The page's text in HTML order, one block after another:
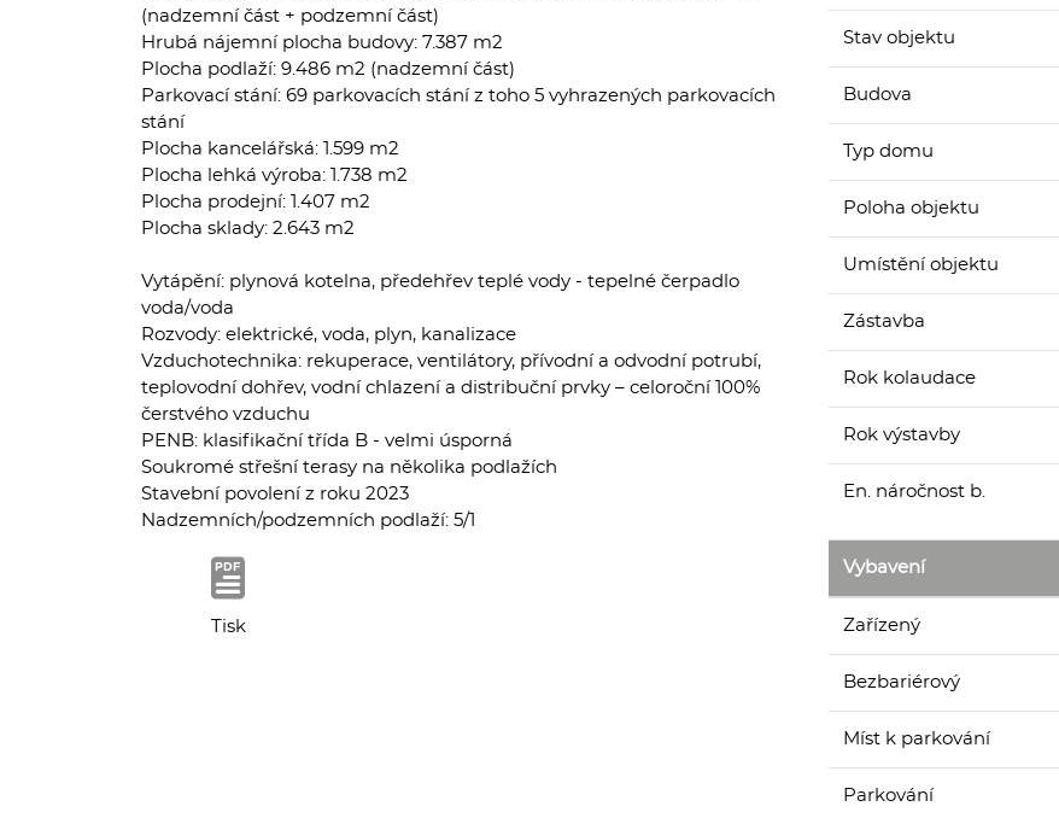
(nadzemní část + podzemní část)
Hrubá nájemní plocha budovy: 7.387 m2
Plocha podlaží: 9.486 m2 (nadzemní část)
Parkovací stání: 69 parkovacích stání z toho 5 vyhrazených parkovacích
stání
Plocha kancelářská: 1.599 m2
Plocha lehká výroba: 1.738 m2
Plocha prodejní: 1.407 m2
Plocha sklady: 2.643 m2
Vytápění: plynová kotelna, předehřev teplé vody - tepelné čerpadlo
voda/voda
Rozvody: elektrické, voda, plyn, kanalizace
Vzduchotechnika: rekuperace, ventilátory, přívodní a odvodní potrubí,
teplovodní dohřev, vodní chlazení a distribuční prvky – celoroční 100%
čerstvého vzduchu
PENB: klasifikační třída B - velmi úsporná
Soukromé střešní terasy na několika podlažích
Stavební povolení z roku 2023
Nadzemních/podzemních podlaží: 5/1
Tisk
Stav objektu
Budova
Typ domu
Poloha objektu
Umístění objektu
Zástavba
Rok kolaudace
Rok výstavby
En. náročnost b.
Vybavení
Zařízený
Bezbariérový
Míst k parkování
Parkování